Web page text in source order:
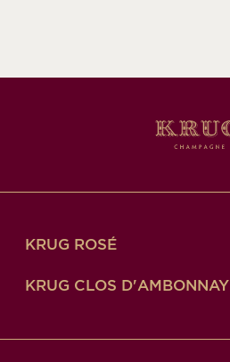
KRUG ROSÉ
KRUG CLOS D'AMBONNAY